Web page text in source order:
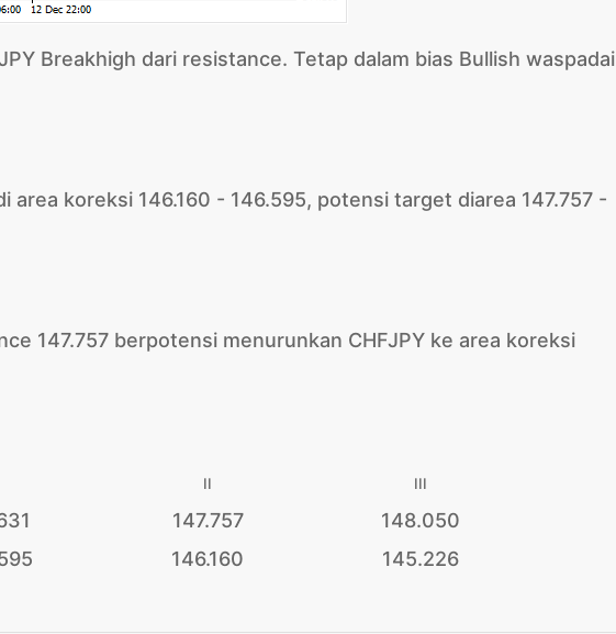
Breakhigh dari resistance. Tetap dalam bias Bullish waspadai
area koreksi 146.160 - 146.595, potensi target diarea 147.757 -
147.757 berpotensi menurunkan CHFJPY ke area koreksi
II III
147.757 148.050
146.160 145.226